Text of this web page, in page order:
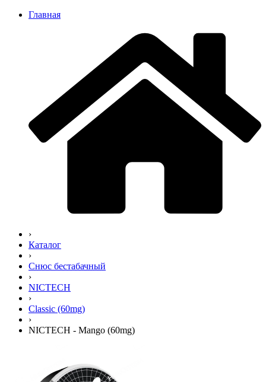
Главная
›
Каталог
›
Снюс бестабачный
›
NICTECH
›
Classic (60mg)
›
NICTECH - Mango (60mg)